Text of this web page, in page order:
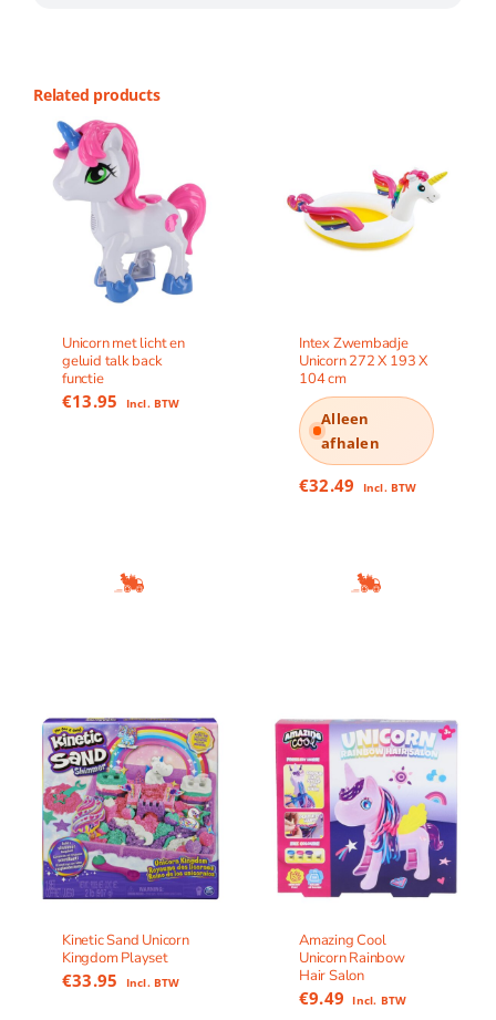
Related products
Unicorn met licht en
geluid talk back
functie
€13.95 Incl. BTW
Intex Zwembadje
Unicorn 272 X 193 X
104 cm
Alleen
afhalen
€32.49 Incl. BTW
Kinetic Sand Unicorn
Kingdom Playset
€33.95 Incl. BTW
Amazing Cool
Unicorn Rainbow
Hair Salon
€9.49 Incl. BTW